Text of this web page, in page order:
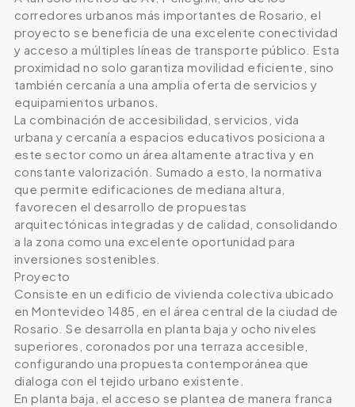
corredores urbanos más importantes de Rosario, el
proyecto se beneficia de una excelente conectividad
y acceso a múltiples líneas de transporte público. Esta
proximidad no solo garantiza movilidad eficiente, sino
también cercanía a una amplia oferta de servicios y
equipamientos urbanos.
La combinación de accesibilidad, servicios, vida
urbana y cercanía a espacios educativos posiciona a
este sector como un área altamente atractiva y en
constante valorización. Sumado a esto, la normativa
que permite edificaciones de mediana altura,
favorecen el desarrollo de propuestas
arquitectónicas integradas y de calidad, consolidando
a la zona como una excelente oportunidad para
inversiones sostenibles.
Proyecto
Consiste en un edificio de vivienda colectiva ubicado
en Montevideo 1485, en el área central de la ciudad de
Rosario. Se desarrolla en planta baja y ocho niveles
superiores, coronados por una terraza accesible,
configurando una propuesta contemporánea que
dialoga con el tejido urbano existente.
En planta baja, el acceso se plantea de manera franca